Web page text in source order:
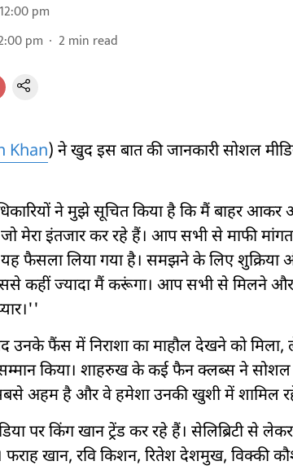
pm
pm 2 min read
Khan) ने खुद इस बात की जानकारी सोशल
ने मुझे सूचित किया है कि मैं बाहर आकर
मेरा इंतजार कर रहे हैं। आप सभी से माफी
फैसला लिया गया है। समझने के लिए शुक्रिया
कहीं ज्यादा मैं करूंगा। आप सभी से मिलने और
उनके फैंस में निराशा का माहौल देखने को मिला,
किया। शाहरुख के कई फैन क्लब्स ने सोशल
अहम है और वे हमेशा उनकी खुशी में शामिल
पर किंग खान ट्रेंड कर रहे हैं। सेलिब्रिटी से
फराह खान, रवि किशन, रितेश देशमुख, विक्की